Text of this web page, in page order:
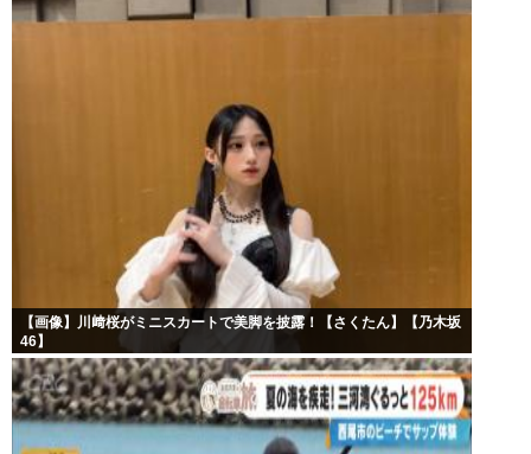
【画像】川﨑桜がミニスカートで美脚を披露！【さくたん】【乃木坂
46】